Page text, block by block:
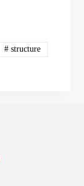
#structure